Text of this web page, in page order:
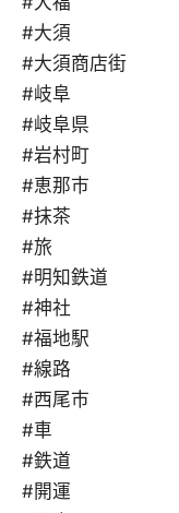
#大須
#大須商店街
#岐阜
#岐阜県
#岩村町
#恵那市
#抹茶
#旅
#明知鉄道
#神社
#福地駅
#線路
#西尾市
#車
#鉄道
#開運